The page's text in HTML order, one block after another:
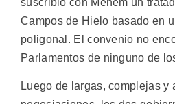
suscribió con Menem un
Campos de Hielo basado en
poligonal. El convenio no
Parlamentos de ninguno de
Luego de largas, complejas y